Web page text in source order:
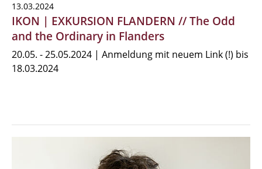
13.03.2024
IKON | EXKURSION FLANDERN // The Odd
and the Ordinary in Flanders
20.05. - 25.05.2024 | Anmeldung mit neuem Link (!) bis
18.03.2024